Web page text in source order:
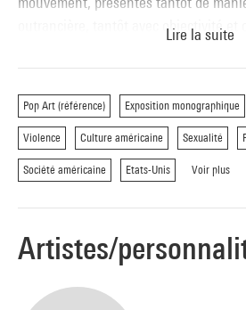
outrancière, tantôt avec objectivité et
Dans ses œuvres du début, l’artiste a
calquée sur le travail « mécanique »
des images sur un écran, des
répétitives, imprimées sur les
apposées sur les murs de la ville,
grand nombre. [… Mais] grâce à cette
réalité, naissent des visions
notamment du Pop Art.
Lire la suite
Pop Art (référence) Exposition monographique
Violence Culture américaine Sexualité
Société américaine Etats-Unis Voir plus
Artistes/